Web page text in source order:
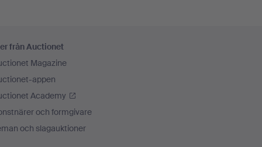
från Auctionet
Magazine
appen
Academy
och formgivare
och slagauktioner